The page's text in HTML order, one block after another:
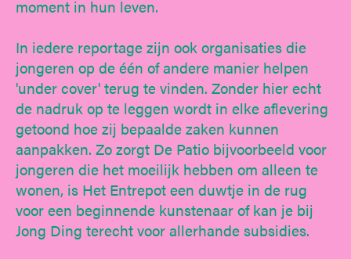
moment in hun leven.
In iedere reportage zijn ook organisaties die
jongeren op de één of andere manier helpen
'under cover' terug te vinden. Zonder hier echt
de nadruk op te leggen wordt in elke aflevering
getoond hoe zij bepaalde zaken kunnen
aanpakken. Zo zorgt De Patio bijvoorbeeld voor
jongeren die het moeilijk hebben om alleen te
wonen, is Het Entrepot een duwtje in de rug
voor een beginnende kunstenaar of kan je bij
Jong Ding terecht voor allerhande subsidies.